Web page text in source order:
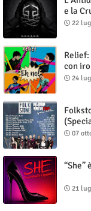
e la
22
con
24
07
“She”
21